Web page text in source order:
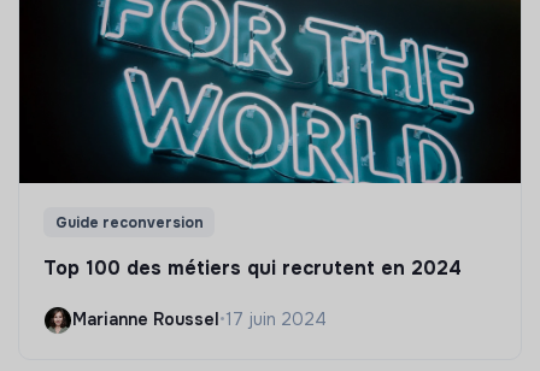
Guide reconversion
Top 100 des métiers qui recrutent en 2024
Marianne Roussel•17 juin 2024